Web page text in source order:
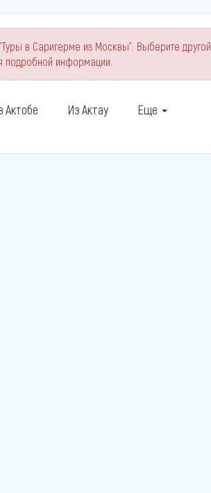
в Саригерме из Москвы". Выберите другой
подробной информации.
Актобе Из Актау Еще